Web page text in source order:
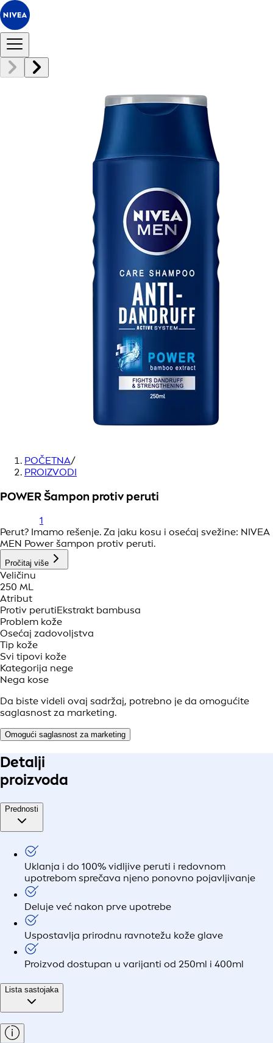
POČETNA/
PROIZVODI
POWER Šampon protiv peruti
1
Perut? Imamo rešenje. Za jaku kosu i osećaj svežine: NIVEA
MEN Power šampon protiv peruti.
Pročitaj više
Veličinu
250 ML
Atribut
Protiv perutiEkstrakt bambusa
Problem kože
Osećaj zadovoljstva
Tip kože
Svi tipovi kože
Kategorija nege
Nega kose
Da biste videli ovaj sadržaj, potrebno je da omogućite
saglasnost za marketing.
Omogući saglasnost za marketing
Detalji
proizvoda
Prednosti
Uklanja i do 100% vidljive peruti i redovnom
upotrebom sprečava njeno ponovno pojavljivanje
Deluje već nakon prve upotrebe
Uspostavlja prirodnu ravnotežu kože glave
Proizvod dostupan u varijanti od 250ml i 400ml
Lista sastojaka